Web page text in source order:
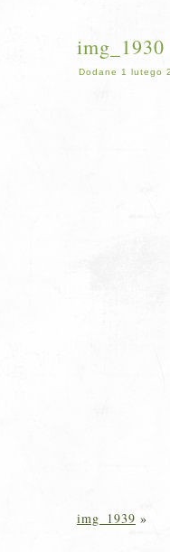
img_1930
Dodane 1 lutego
img_1939 »